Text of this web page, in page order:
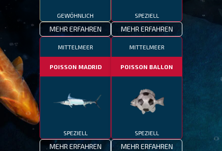
GEWÖHNLICH
MEHR ERFAHREN
SPEZIELL
MEHR ERFAHREN
MITTELMEER
POISSON MADRID
SPEZIELL
MEHR ERFAHREN
MITTELMEER
POISSON BALLON
SPEZIELL
MEHR ERFAHREN